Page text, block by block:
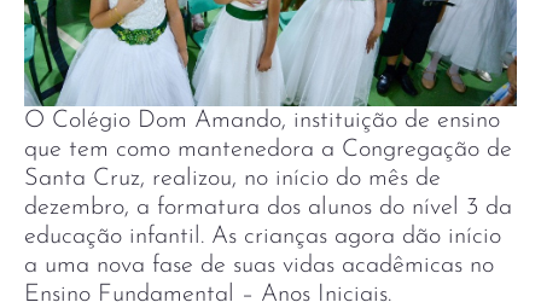
O Colégio Dom Amando, instituição de ensino
que tem como mantenedora a Congregação de
Santa Cruz, realizou, no início do mês de
dezembro, a formatura dos alunos do nível 3 da
educação infantil. As crianças agora dão início
a uma nova fase de suas vidas acadêmicas no
Ensino Fundamental – Anos Iniciais.